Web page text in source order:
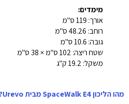
מימדים:
אורך: ‎119 ס"מ
רוחב: ‎48.26 ס"מ
גובה: ‎10.6 ס"מ
שטח ריצה: ‎102 ס"מ × ‎38 ס"מ
משקל: ‎19.2 ק"ג
מהו הליכון SpaceWalk E4 מבית Urevo?